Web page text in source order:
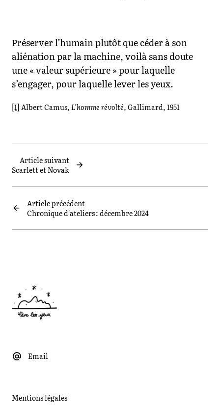
Préserver l’humain plutôt que céder à son
aliénation par la machine, voilà sans doute
une « valeur supérieure » pour laquelle
s’engager, pour laquelle lever les yeux.
[1] Albert Camus, L'homme révolté, Gallimard, 1951
Article précédent
Chronique d'ateliers : décembre 2024
Article suivant
Scarlett et Novak
Email
Mentions légales